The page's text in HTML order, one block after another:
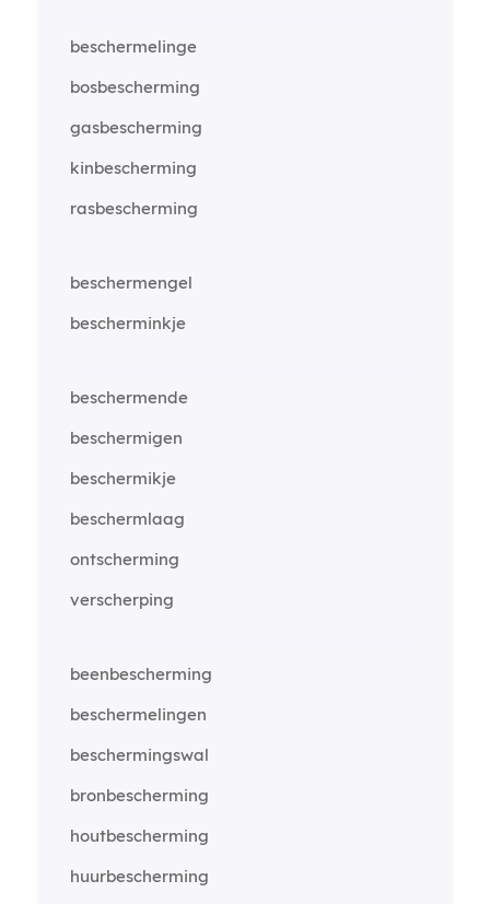
beschermelinge
bosbescherming
gasbescherming
kinbescherming
rasbescherming
beschermengel
bescherminkje
beschermende
beschermigen
beschermikje
beschermlaag
ontscherming
verscherping
beenbescherming
beschermelingen
beschermingswal
bronbescherming
houtbescherming
huurbescherming